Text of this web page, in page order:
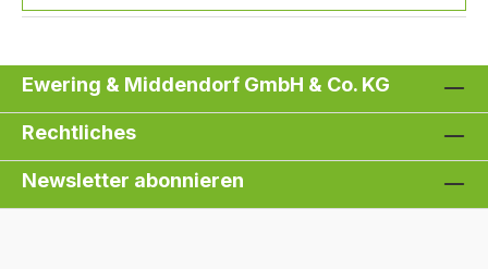
Ewering & Middendorf GmbH & Co. KG
Rechtliches
Newsletter abonnieren